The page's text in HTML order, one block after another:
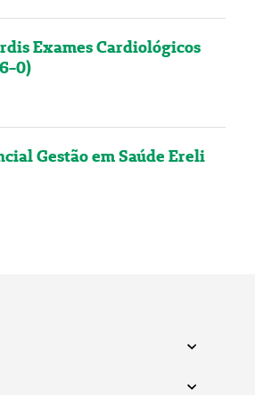
Exames Cardiológicos
0)
Gestão em Saúde Ereli